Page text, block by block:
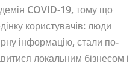
COVID-19, тому що
користувачів: люди
інформацію, стали по-
локальним бізнесом і